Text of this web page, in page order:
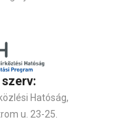
Hatóság,
u. 23-25.